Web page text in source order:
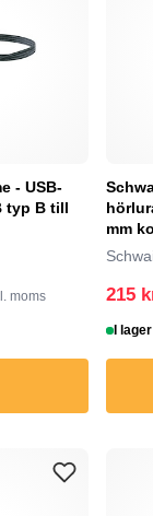
- USB-
typ B till
moms
mm
215
I lager